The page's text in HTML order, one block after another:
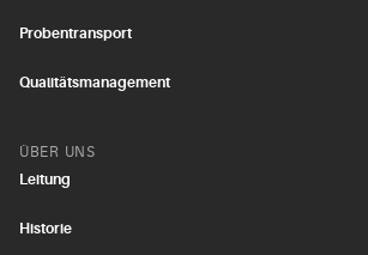
Probentransport
Qualitätsmanagement
ÜBER UNS
Leitung
Historie